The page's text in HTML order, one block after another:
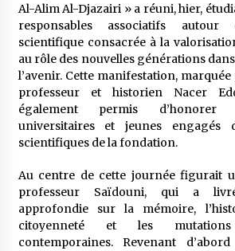
5 ans ago
Un conte targui/ Quand la
5 ans ago
Tradition orale/ D’où
Al-Alim Al-Djazairi » a réuni, hier,
responsables associatifs autour
scientifique consacrée à la
au rôle des nouvelles générations
l’avenir. Cette manifestation,
professeur et historien Nacer
également permis d’honorer
universitaires et jeunes engagés
scientifiques de la fondation.
Au centre de cette journée figurait
professeur Saïdouni, qui a
approfondie sur la mémoire,
citoyenneté et les mutations
contemporaines. Revenant